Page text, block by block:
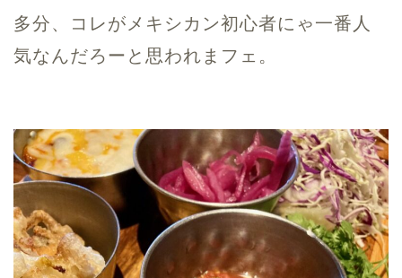
多分、コレがメキシカン初心者にゃ一番人
気なんだろーと思われまフェ。